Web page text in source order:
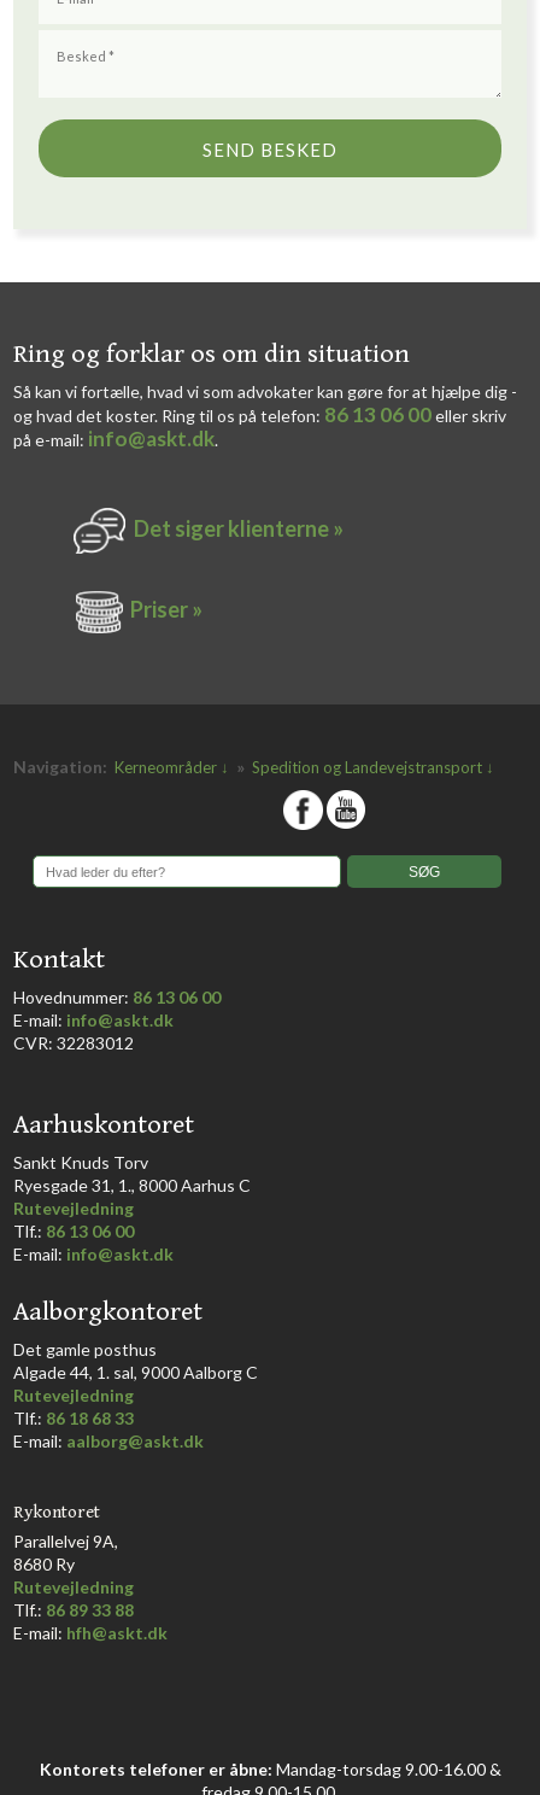
​​Ring og forklar os om din situation
Så kan vi fortælle, hvad vi som advokater kan gøre for at hjælpe dig -
og hvad det koster. Ring til os på telefon: 86 13 06 00eller skriv
på e-mail: info@askt.dk​.​
Det siger k​lienterne​ »
Priser »
Navigation: Kerneområder ↓ » Spedition og Landevejstransport ↓
​
​Kontakt
Hovednummer: 86 13 06 00
​E-mail: info@askt.dk
CVR: 32283012
​Aarhuskontoret
​Sankt Knuds Torv
Ryesgade 31, 1., 8000 Aarhus C​​​
Rutevejledning
​Tlf.: 86 13 06 00
E-mail: info@askt.dk
Aalborgkontoret
​Det gamle posthus
Algade 44, 1. sal, 9000 Aalborg C​
Rutevejledning
Tlf.: 86 18 68 33​
E-mail: aalborg@askt.dk​
Rykontoret
Parallelvej 9A,
8680 Ry
Rutevejledning
Tlf.: 86 89 33 88
E-mail: hfh@askt.dk
Kontorets telefoner er åbne: Mandag-torsdag 9.00-16.00 &